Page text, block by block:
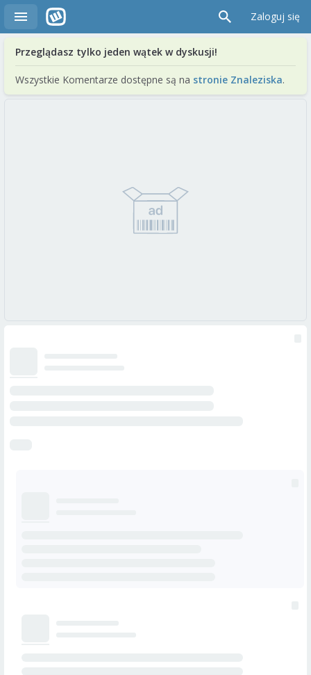
Zaloguj się
Przeglądasz tylko jeden wątek w dyskusji!
Wszystkie Komentarze dostępne są na stronie Znaleziska.